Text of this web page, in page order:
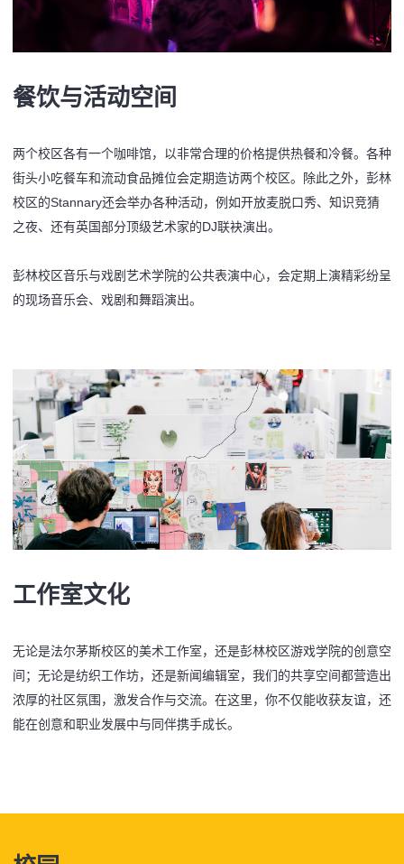
餐饮与活动空间
两个校区各有一个咖啡馆，以非常合理的价格提供热餐和冷餐。各种
街头小吃餐车和流动食品摊位会定期造访两个校区。除此之外，彭林
校区的Stannary还会举办各种活动，例如开放麦脱口秀、知识竞猜
之夜、还有英国部分顶级艺术家的DJ联袂演出。
彭林校区音乐与戏剧艺术学院的公共表演中心，会定期上演精彩纷呈
的现场音乐会、戏剧和舞蹈演出。
工作室文化
无论是法尔茅斯校区的美术工作室，还是彭林校区游戏学院的创意空
间；无论是纺织工作坊，还是新闻编辑室，我们的共享空间都营造出
浓厚的社区氛围，激发合作与交流。在这里，你不仅能收获友谊，还
能在创意和职业发展中与同伴携手成长。